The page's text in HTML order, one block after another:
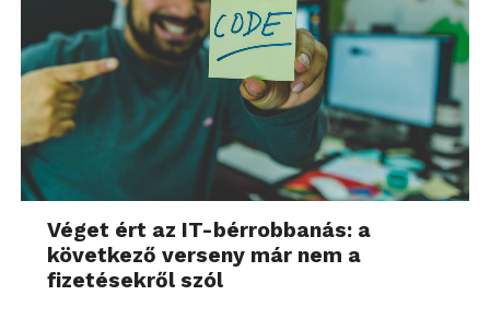
Véget ért az IT-bérrobbanás: a
következő verseny már nem a
fizetésekről szól